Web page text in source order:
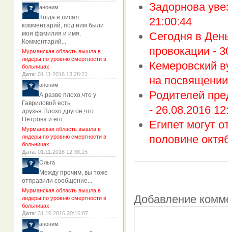
Задорнова
21:00:44
Сегодня в
провокации -
Кемеровский
на
Родителей
- 26.08.2016
Египет могут
половине
Добавление
аноним
Когда я писал
комментарий, под ним были
мои фамилия и имя.
Комментарий...
Мурманская область вышла в
лидеры по уровню смертности в
больницах
Дата: 01.11.2016 13:28:21
аноним
А,разве плохо,что у
Гавриловой есть
друзья.Плохо,другое,что
Петрова и его...
Мурманская область вышла в
лидеры по уровню смертности в
больницах
Дата: 01.11.2016 12:38:15
Ольга
Между прочим, вы тоже
отправили сообщение...
Мурманская область вышла в
лидеры по уровню смертности в
больницах
Дата: 31.10.2016 20:16:07
аноним